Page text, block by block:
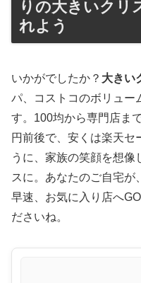
りの大きいクリ
れよう
いかがでしたか？ 大きい
パ、コストコのボリュー
す。100均から専門店ま
円前後で、安くは楽天セ
うに、家族の笑顔を想
スに。あなたのご自宅が
早速、お気に入り店へ
ださいね。